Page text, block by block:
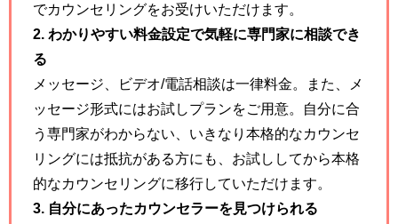
でカウンセリングをお受けいただけます。
2. わかりやすい料金設定で気軽に専門家に相談でき
る
メッセージ、ビデオ/電話相談は一律料金。また、メ
ッセージ形式にはお試しプランをご用意。自分に合
う専門家がわからない、いきなり本格的なカウンセ
リングには抵抗がある方にも、お試ししてから本格
的なカウンセリングに移行していただけます。
3. 自分にあったカウンセラーを見つけられる